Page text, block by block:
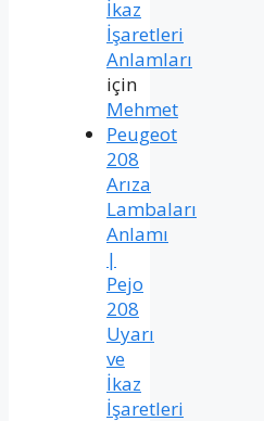
İkaz
İşaretleri
Anlamları
için
Mehmet
Peugeot
208
Arıza
Lambaları
Anlamı
|
Pejo
208
Uyarı
ve
İkaz
İşaretleri